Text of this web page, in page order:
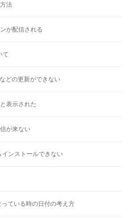
法
が配信される
て
どの更新ができない
表示された
が来ない
インストールできない
ている時の日付の考え方